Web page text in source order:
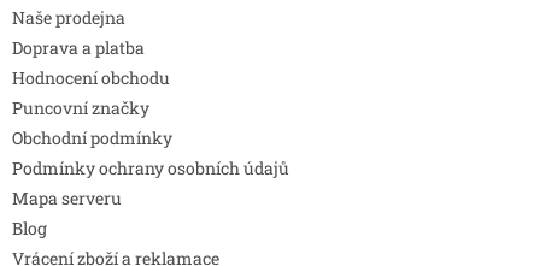
Naše prodejna
Doprava a platba
Hodnocení obchodu
Puncovní značky
Obchodní podmínky
Podmínky ochrany osobních údajů
Mapa serveru
Blog
Vrácení zboží a reklamace